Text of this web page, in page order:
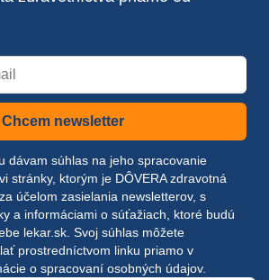
Chcem newsletter
dávam súhlas na jeho spracovanie
stránky, ktorým je DÔVERA zdravotná
účelom zasielania newsletterov, s
a informáciami o súťažiach, ktoré budú
lekar.sk . Svoj súhlas môžete
prostredníctvom linku priamo v
o spracovaní osobných údajov.